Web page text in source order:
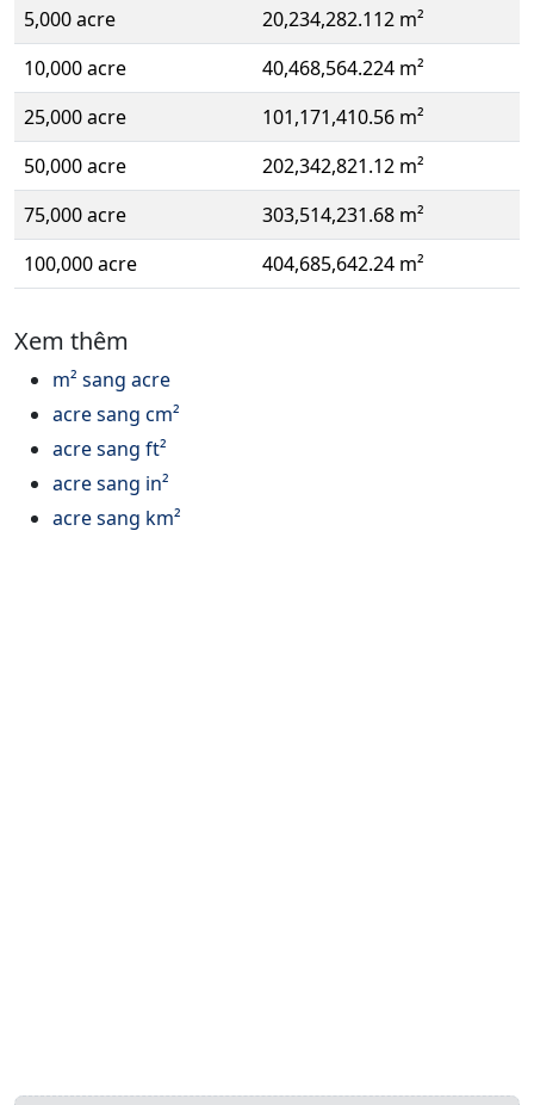
5,000 acre
20,234,282.112 m²
10,000 acre
40,468,564.224 m²
25,000 acre
101,171,410.56 m²
50,000 acre
202,342,821.12 m²
75,000 acre
303,514,231.68 m²
100,000 acre
404,685,642.24 m²
Xem thêm
m² sang acre
acre sang cm²
acre sang ft²
acre sang in²
acre sang km²